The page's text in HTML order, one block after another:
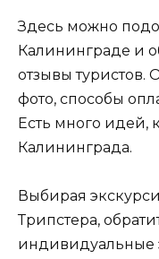
Здесь можно
Калининграде и
отзывы туристов.
фото, способы
Есть много идей,
Калининграда.
Выбирая
Трипстера,
индивидуальные